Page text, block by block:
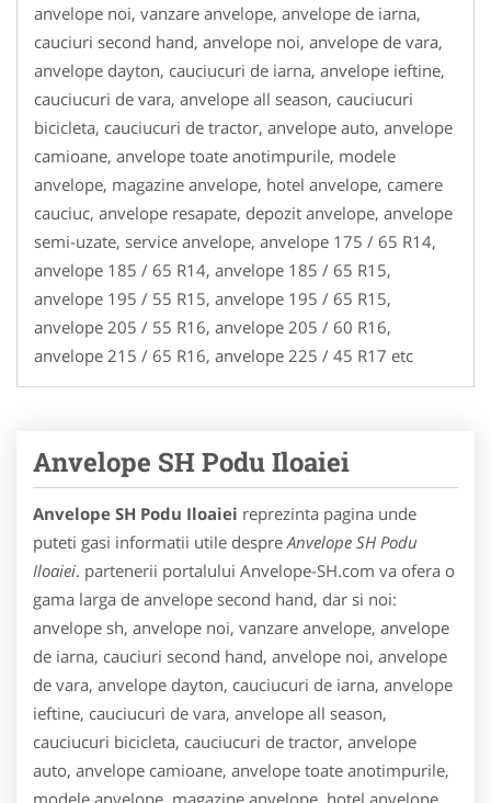
anvelope noi, vanzare anvelope, anvelope de iarna,
cauciuri second hand, anvelope noi, anvelope de vara,
anvelope dayton, cauciucuri de iarna, anvelope ieftine,
cauciucuri de vara, anvelope all season, cauciucuri
bicicleta, cauciucuri de tractor, anvelope auto, anvelope
camioane, anvelope toate anotimpurile, modele
anvelope, magazine anvelope, hotel anvelope, camere
cauciuc, anvelope resapate, depozit anvelope, anvelope
semi-uzate, service anvelope, anvelope 175 / 65 R14,
anvelope 185 / 65 R14, anvelope 185 / 65 R15,
anvelope 195 / 55 R15, anvelope 195 / 65 R15,
anvelope 205 / 55 R16, anvelope 205 / 60 R16,
anvelope 215 / 65 R16, anvelope 225 / 45 R17 etc
Anvelope SH Podu Iloaiei
Anvelope SH Podu Iloaiei reprezinta pagina unde
puteti gasi informatii utile despre Anvelope SH Podu
Iloaiei. partenerii portalului Anvelope-SH.com va ofera o
gama larga de anvelope second hand, dar si noi:
anvelope sh, anvelope noi, vanzare anvelope, anvelope
de iarna, cauciuri second hand, anvelope noi, anvelope
de vara, anvelope dayton, cauciucuri de iarna, anvelope
ieftine, cauciucuri de vara, anvelope all season,
cauciucuri bicicleta, cauciucuri de tractor, anvelope
auto, anvelope camioane, anvelope toate anotimpurile,
modele anvelope, magazine anvelope, hotel anvelope,